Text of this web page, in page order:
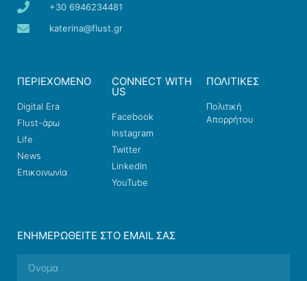
+30 6946234481
katerina@flust.gr
ΠΕΡΙΕΧΟΜΕΝΟ
Digital Era
Flust-άρω
Life
News
Επικοινωνία
CONNECT WITH
US
Facebook
Instagram
Twitter
LinkedIn
YouTube
ΠΟΛΙΤΙΚΕΣ
Πολιτική
Απορρήτου
ΕΝΗΜΕΡΩΘΕΊΤΕ ΣΤΟ EMAIL ΣΑΣ